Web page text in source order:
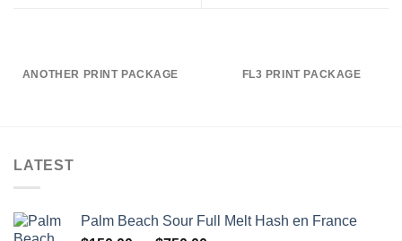
ANOTHER PRINT PACKAGE FL3 PRINT PACKAGE
LATEST
Palm Beach Sour Full Melt Hash en France